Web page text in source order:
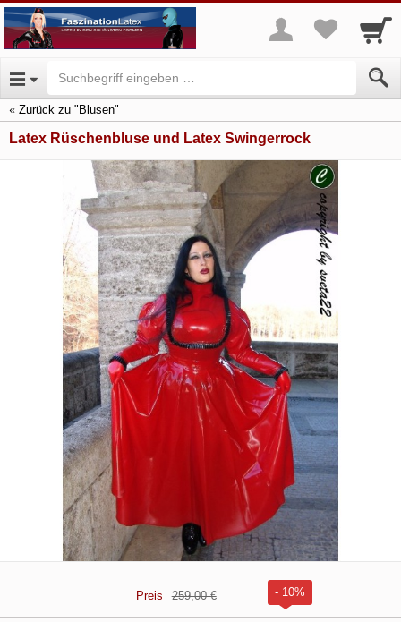
Zurück zu "Blusen"
Latex Rüschenbluse und Latex Swingerrock
Preis 259,00 € - 10%